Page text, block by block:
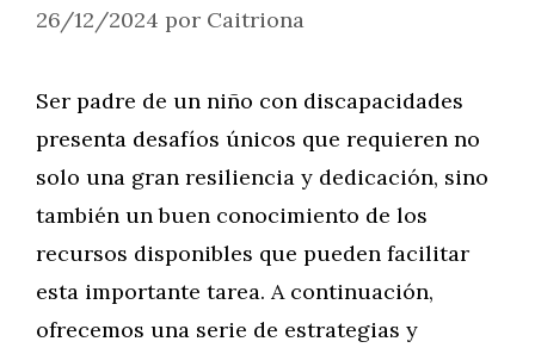
26/12/2024 por Caitriona
Ser padre de un niño con discapacidades
presenta desafíos únicos que requieren no
solo una gran resiliencia y dedicación, sino
también un buen conocimiento de los
recursos disponibles que pueden facilitar
esta importante tarea. A continuación,
ofrecemos una serie de estrategias y